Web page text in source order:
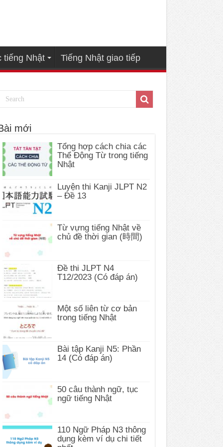
tiếng Nhật Tiếng Nhật giao tiếp
mới
Tổng hợp cách chia các
Thể Động Từ trong tiếng
Nhật
Luyện thi Kanji JLPT N2
– Đề 13
Từ vựng tiếng Nhật về
chủ đề thời gian (時間)
Đề thi JLPT N4
T12/2023 (Có đáp án)
Một số liên từ cơ bản
trong tiếng Nhật
Bài tập Kanji N5: Phần
14 (Có đáp án)
50 câu thành ngữ, tục
ngữ tiếng Nhật
110 Ngữ Pháp N3 thông
dụng kèm ví dụ chi tiết